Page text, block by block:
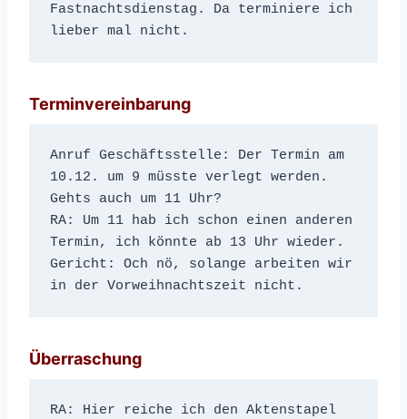
Fastnachtsdienstag. Da terminiere ich
lieber mal nicht.
Terminvereinbarung
Anruf Geschäftsstelle: Der Termin am
10.12. um 9 müsste verlegt werden.
Gehts auch um 11 Uhr?
RA: Um 11 hab ich schon einen anderen
Termin, ich könnte ab 13 Uhr wieder.
Gericht: Och nö, solange arbeiten wir
in der Vorweihnachtszeit nicht.
Überraschung
RA: Hier reiche ich den Aktenstapel